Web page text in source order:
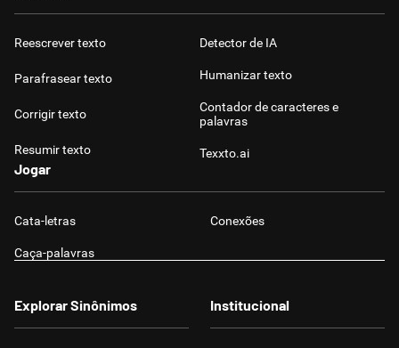
Reescrever texto
Parafrasear texto
Corrigir texto
Resumir texto
Detector de IA
Humanizar texto
Contador de caracteres e
palavras
Texxto.ai
Jogar
Cata-letras Conexões
Caça-palavras
Explorar Sinônimos Institucional